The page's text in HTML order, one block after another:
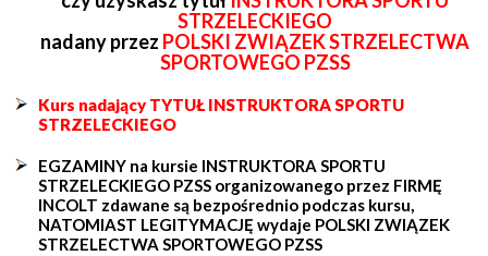
STRZELECKIEGO
nadany przez POLSKI ZWIĄZEK STRZELECTWA
SPORTOWEGO PZSS
Kurs nadający TYTUŁ INSTRUKTORA SPORTU
STRZELECKIEGO
EGZAMINY na kursie INSTRUKTORA SPORTU
STRZELECKIEGO PZSS organizowanego przez FIRMĘ
INCOLT zdawane są bezpośrednio podczas kursu,
NATOMIAST LEGITYMACJĘ wydaje POLSKI ZWIĄZEK
STRZELECTWA SPORTOWEGO PZSS